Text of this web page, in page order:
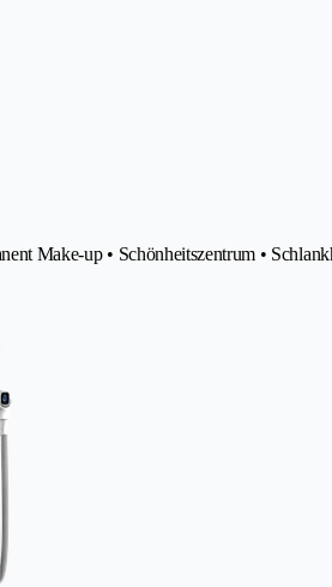
Make-up • Schönheitszentrum •